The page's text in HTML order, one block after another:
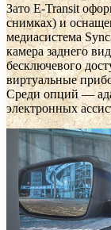
Зато E-Transit
снимках) и
медиасистема
камера заднего
бесключевого
виртуальные
Среди опций —
электронных